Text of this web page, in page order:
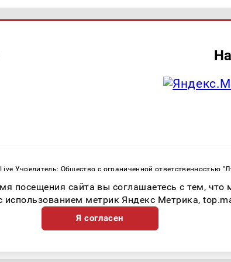
Учредитель: Общество с ограниченной ответственностью
по надзору в сфере связи, информационных технологий и
номер СМИ ЭЛ № ФС 77 - 82534 от 21.01.2022
посещения сайта вы соглашаетесь с тем,
использованием метрик Яндекс Метрика,
Я согласен